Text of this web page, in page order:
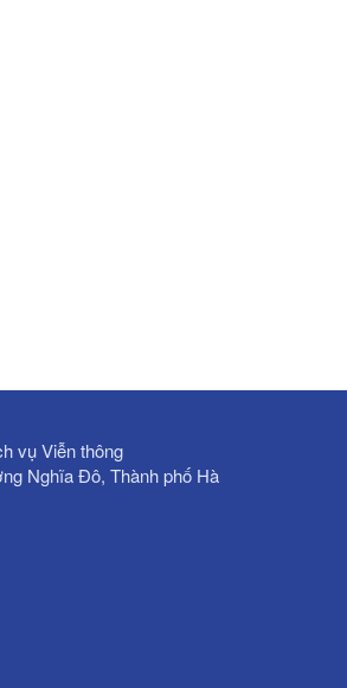
vụ Viễn thông
Nghĩa Đô, Thành phố Hà